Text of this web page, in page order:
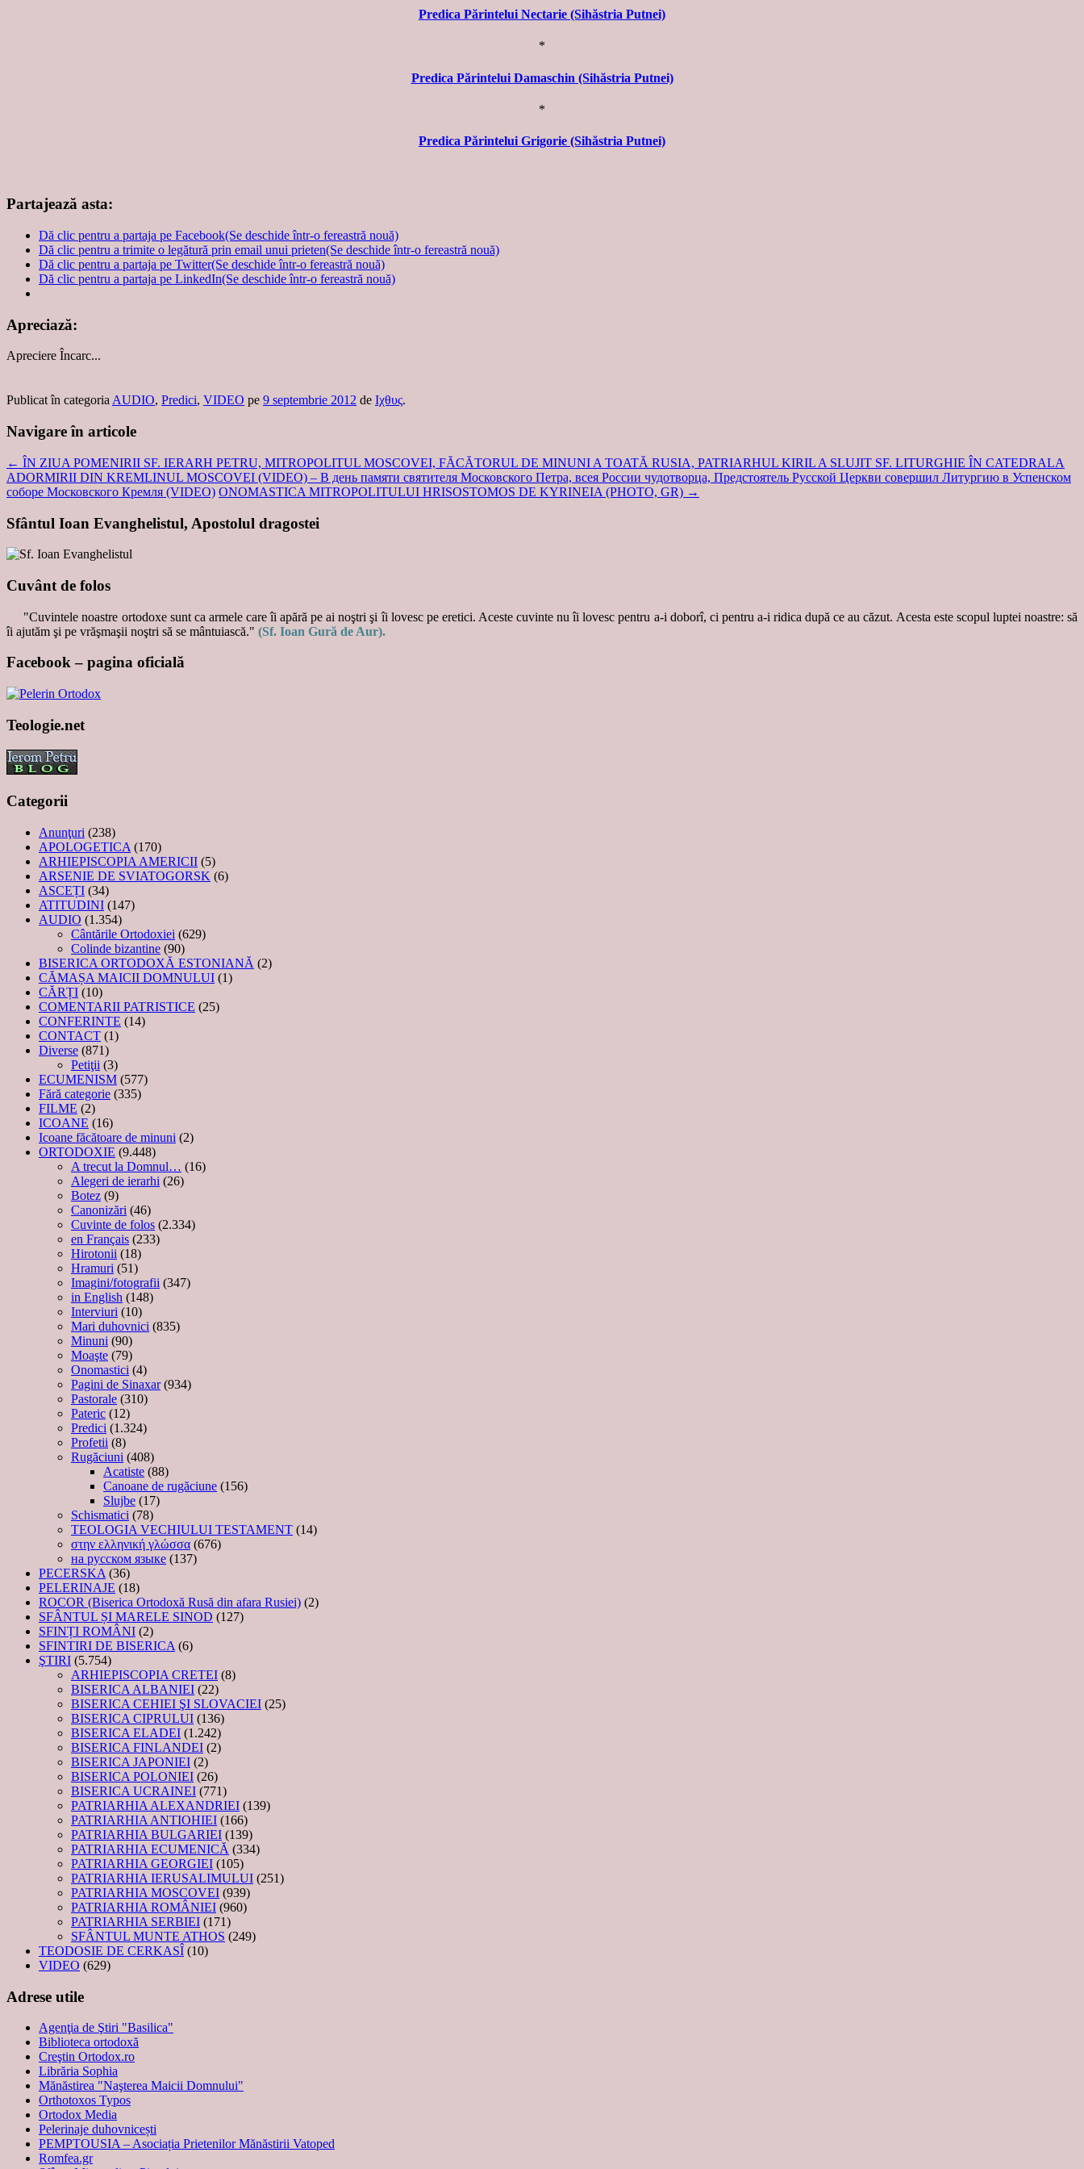
Predica Părintelui Nectarie (Sihăstria Putnei)
*
Predica Părintelui Damaschin (Sihăstria Putnei)
*
Predica Părintelui Grigorie (Sihăstria Putnei)
Partajează asta:
Dă clic pentru a partaja pe Facebook(Se deschide într-o fereastră nouă)
Dă clic pentru a trimite o legătură prin email unui prieten(Se deschide într-o fereastră nouă)
Dă clic pentru a partaja pe Twitter(Se deschide într-o fereastră nouă)
Dă clic pentru a partaja pe LinkedIn(Se deschide într-o fereastră nouă)
Apreciază:
Apreciere Încarc...
Publicat în categoriaAUDIO, Predici, VIDEO pe 9 septembrie 2012 de Ιχθυς.
Navigare în articole
← ÎN ZIUA POMENIRII SF. IERARH PETRU, MITROPOLITUL MOSCOVEI, FĂCĂTORUL DE MINUNI A TOATĂ RUSIA, PATRIARHUL KIRIL A SLUJIT SF. LITURGHIE ÎN CATEDRALA
ADORMIRII DIN KREMLINUL MOSCOVEI (VIDEO) – В день памяти святителя Московского Петра, всея России чудотворца, Предстоятель Русской Церкви совершил Литургию в Успенском
соборе Московского Кремля (VIDEO) ONOMASTICA MITROPOLITULUI HRISOSTOMOS DE KYRINEIA (PHOTO, GR) →
Sfântul Ioan Evanghelistul, Apostolul dragostei
Cuvânt de folos
"Cuvintele noastre ortodoxe sunt ca armele care îi apără pe ai noştri şi îi lovesc pe eretici. Aceste cuvinte nu îi lovesc pentru a-i doborî, ci pentru a-i ridica după ce au căzut. Acesta este scopul luptei noastre: să
îi ajutăm şi pe vrăşmaşii noştri să se mântuiască." (Sf. Ioan Gură de Aur).
Facebook – pagina oficială
Teologie.net
Categorii
Anunţuri (238)
APOLOGETICA (170)
ARHIEPISCOPIA AMERICII (5)
ARSENIE DE SVIATOGORSK (6)
ASCEȚI (34)
ATITUDINI (147)
AUDIO (1.354)
Cântările Ortodoxiei (629)
Colinde bizantine (90)
BISERICA ORTODOXĂ ESTONIANĂ (2)
CĂMAȘA MAICII DOMNULUI (1)
CĂRȚI (10)
COMENTARII PATRISTICE (25)
CONFERINTE (14)
CONTACT (1)
Diverse (871)
Petiţii (3)
ECUMENISM (577)
Fără categorie (335)
FILME (2)
ICOANE (16)
Icoane făcătoare de minuni (2)
ORTODOXIE (9.448)
A trecut la Domnul… (16)
Alegeri de ierarhi (26)
Botez (9)
Canonizări (46)
Cuvinte de folos (2.334)
en Français (233)
Hirotonii (18)
Hramuri (51)
Imagini/fotografii (347)
in English (148)
Interviuri (10)
Mari duhovnici (835)
Minuni (90)
Moaşte (79)
Onomastici (4)
Pagini de Sinaxar(934)
Pastorale (310)
Pateric (12)
Predici (1.324)
Profetii (8)
Rugăciuni (408)
Acatiste (88)
Canoane de rugăciune (156)
Slujbe (17)
Schismatici (78)
TEOLOGIA VECHIULUI TESTAMENT (14)
στην ελληνική γλώσσα (676)
на русском языке (137)
PECERSKA (36)
PELERINAJE (18)
ROCOR (Biserica Ortodoxă Rusă din afara Rusiei) (2)
SFÂNTUL ȘI MARELE SINOD (127)
SFINȚI ROMÂNI (2)
SFINTIRI DE BISERICA (6)
ŞTIRI (5.754)
ARHIEPISCOPIA CRETEI (8)
BISERICA ALBANIEI (22)
BISERICA CEHIEI ŞI SLOVACIEI (25)
BISERICA CIPRULUI (136)
BISERICA ELADEI (1.242)
BISERICA FINLANDEI (2)
BISERICA JAPONIEI (2)
BISERICA POLONIEI (26)
BISERICA UCRAINEI (771)
PATRIARHIA ALEXANDRIEI (139)
PATRIARHIA ANTIOHIEI (166)
PATRIARHIA BULGARIEI (139)
PATRIARHIA ECUMENICĂ (334)
PATRIARHIA GEORGIEI (105)
PATRIARHIA IERUSALIMULUI (251)
PATRIARHIA MOSCOVEI (939)
PATRIARHIA ROMÂNIEI (960)
PATRIARHIA SERBIEI (171)
SFÂNTUL MUNTE ATHOS (249)
TEODOSIE DE CERKASÎ (10)
VIDEO (629)
Adrese utile
Agenţia de Ştiri "Basilica"
Biblioteca ortodoxă
Creştin Ortodox.ro
Librăria Sophia
Mănăstirea "Naşterea Maicii Domnului"
Orthotoxos Typos
Ortodox Media
Pelerinaje duhovnicești
PEMPTOUSIA – Asociația Prietenilor Mănăstirii Vatoped
Romfea.gr